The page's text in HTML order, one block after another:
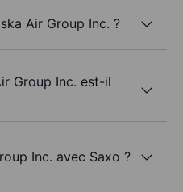
Air Group Inc. ?
Group Inc. est-il
Inc. avec Saxo ?